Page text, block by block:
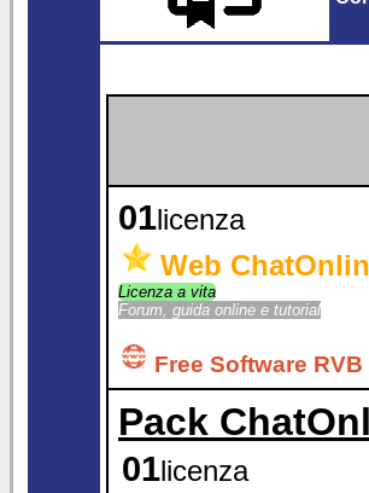
01licenza
Web
Licenza a vita
Forum, guida online e tutorial
Free Software RVB
Pack
01licenza